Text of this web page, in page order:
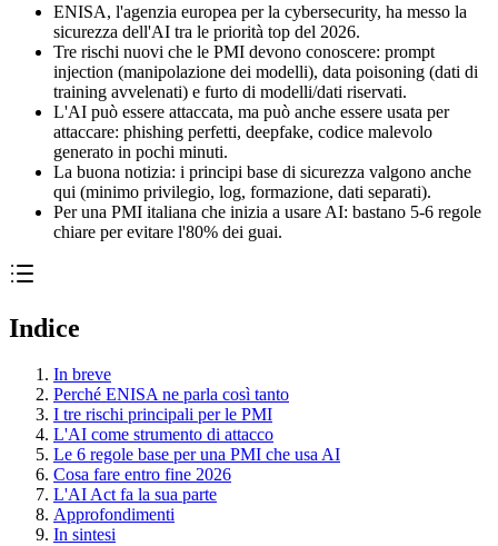
ENISA, l'agenzia europea per la cybersecurity, ha messo la
sicurezza dell'AI tra le priorità top del 2026.
Tre rischi nuovi che le PMI devono conoscere: prompt
injection (manipolazione dei modelli), data poisoning (dati di
training avvelenati) e furto di modelli/dati riservati.
L'AI può essere attaccata, ma può anche essere usata per
attaccare: phishing perfetti, deepfake, codice malevolo
generato in pochi minuti.
La buona notizia: i principi base di sicurezza valgono anche
qui (minimo privilegio, log, formazione, dati separati).
Per una PMI italiana che inizia a usare AI: bastano 5-6 regole
chiare per evitare l'80% dei guai.
Indice
In breve
Perché ENISA ne parla così tanto
I tre rischi principali per le PMI
L'AI come strumento di attacco
Le 6 regole base per una PMI che usa AI
Cosa fare entro fine 2026
L'AI Act fa la sua parte
Approfondimenti
In sintesi